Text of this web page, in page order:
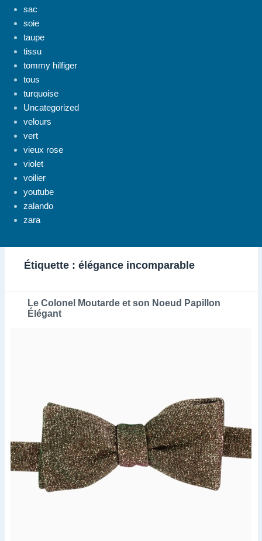
sac
soie
taupe
tissu
tommy hilfiger
tous
turquoise
Uncategorized
velours
vert
vieux rose
violet
voilier
youtube
zalando
zara
Étiquette : élégance incomparable
Le Colonel Moutarde et son Noeud Papillon
Élégant